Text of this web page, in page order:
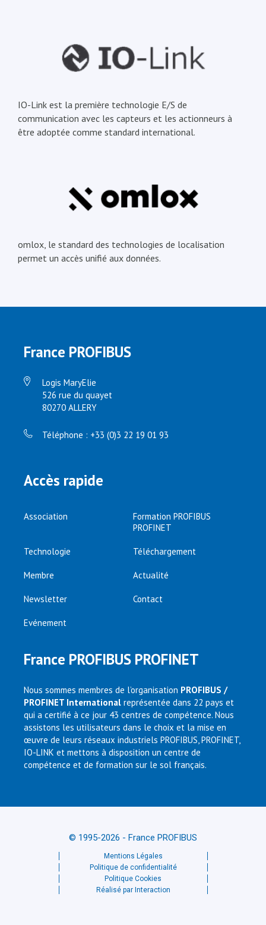
IO-Link est la première technologie E/S de
communication avec les capteurs et les actionneurs à
être adoptée comme standard international.
omlox, le standard des technologies de localisation
permet un accès unifié aux données.
France PROFIBUS
Logis MaryElie
526 rue du quayet
80270 ALLERY
Téléphone : +33 (0)3 22 19 01 93
Accès rapide
Association
Formation PROFIBUS
PROFINET
Technologie Téléchargement
Membre Actualité
Newsletter Contact
Evénement
France PROFIBUS PROFINET
Nous sommes membres de l’organisation PROFIBUS /
PROFINET International représentée dans 22 pays et
qui a certifié à ce jour 43 centres de compétence. Nous
assistons les utilisateurs dans le choix et la mise en
œuvre de leurs réseaux industriels PROFIBUS, PROFINET,
IO-LINK et mettons à disposition un centre de
compétence et de formation sur le sol français.
© 1995-2026 - France PROFIBUS
Mentions Légales
Politique de confidentialité
Politique Cookies
Réalisé par Interaction